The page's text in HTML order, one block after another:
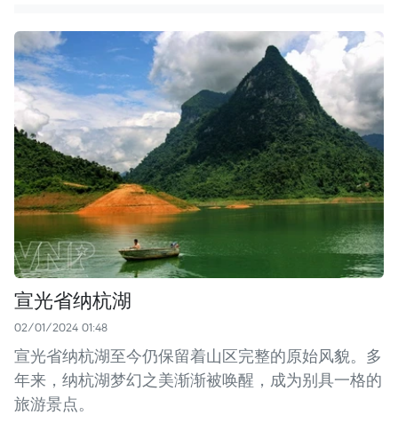
宣光省纳杭湖
02/01/2024 01:48
宣光省纳杭湖至今仍保留着山区完整的原始风貌。多
年来，纳杭湖梦幻之美渐渐被唤醒，成为别具一格的
旅游景点。